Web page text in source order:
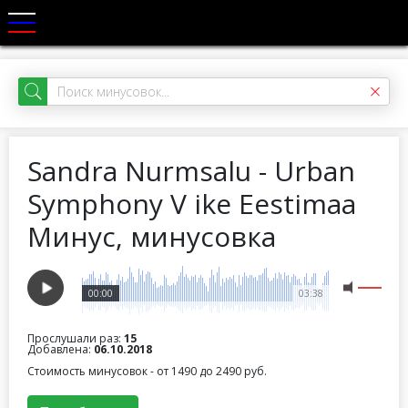
Sandra Nurmsalu - Urban
Symphony V ike Eestimaa
Минус, минусовка
03:38
00:00
Прослушали раз: 15
Добавлена: 06.10.2018
Стоимость минусовок - от 1490 до 2490 руб.